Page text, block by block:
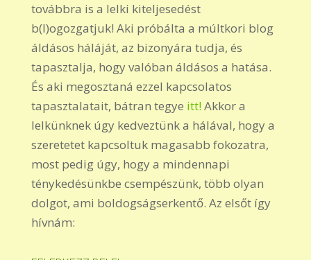
továbbra is a lelki kiteljesedést
b(l)ogozgatjuk! Aki próbálta a múltkori blog
áldásos háláját, az bizonyára tudja, és
tapasztalja, hogy valóban áldásos a hatása.
És aki megosztaná ezzel kapcsolatos
tapasztalatait, bátran tegye itt! Akkor a
lelkünknek úgy kedveztünk a hálával, hogy a
szeretetet kapcsoltuk magasabb fokozatra,
most pedig úgy, hogy a mindennapi
ténykedésünkbe csempészünk, több olyan
dolgot, ami boldogságserkentő. Az elsőt így
hívnám: